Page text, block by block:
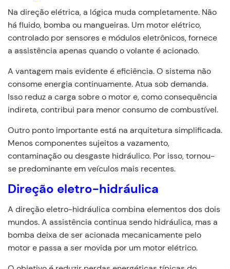
Na direção elétrica, a lógica muda completamente. Não
há fluido, bomba ou mangueiras. Um motor elétrico,
controlado por sensores e módulos eletrônicos, fornece
a assistência apenas quando o volante é acionado.
A vantagem mais evidente é eficiência. O sistema não
consome energia continuamente. Atua sob demanda.
Isso reduz a carga sobre o motor e, como consequência
indireta, contribui para menor consumo de combustível.
Outro ponto importante está na arquitetura simplificada.
Menos componentes sujeitos a vazamento,
contaminação ou desgaste hidráulico. Por isso, tornou-
se predominante em veículos mais recentes.
Direção eletro-hidráulica
A direção eletro-hidráulica combina elementos dos dois
mundos. A assistência continua sendo hidráulica, mas a
bomba deixa de ser acionada mecanicamente pelo
motor e passa a ser movida por um motor elétrico.